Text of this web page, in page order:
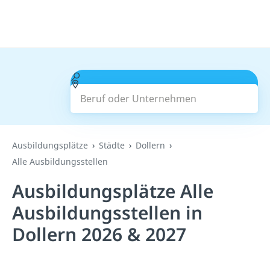
Beruf oder Unternehmen
Suchen
Ausbildungsplätze Städte
Dollern
Alle Ausbildungsstellen
Ausbildungsplätze Alle
Ausbildungsstellen in
Dollern 2026 & 2027